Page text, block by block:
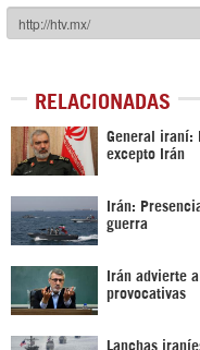
RELACIONADAS
General iraní:
excepto Irán
Irán:
guerra
Irán advierte
provocativas
Lanchas